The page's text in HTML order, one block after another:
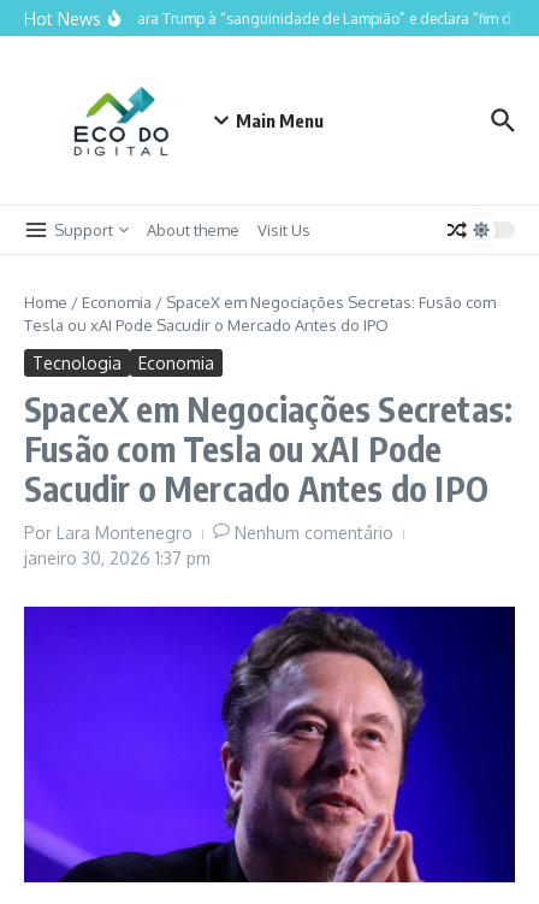
Ir para o conteúdo
Hot News
Lula compara Trump à “sanguinidade de Lampião” e declara “fim do
Main Menu
Support About theme Visit Us
Home / Economia / SpaceX em Negociações Secretas: Fusão com
Tesla ou xAI Pode Sacudir o Mercado Antes do IPO
Tecnologia Economia
SpaceX em Negociações Secretas:
Fusão com Tesla ou xAI Pode
Sacudir o Mercado Antes do IPO
Por Lara Montenegro
Nenhum comentário
janeiro 30, 2026 1:37 pm